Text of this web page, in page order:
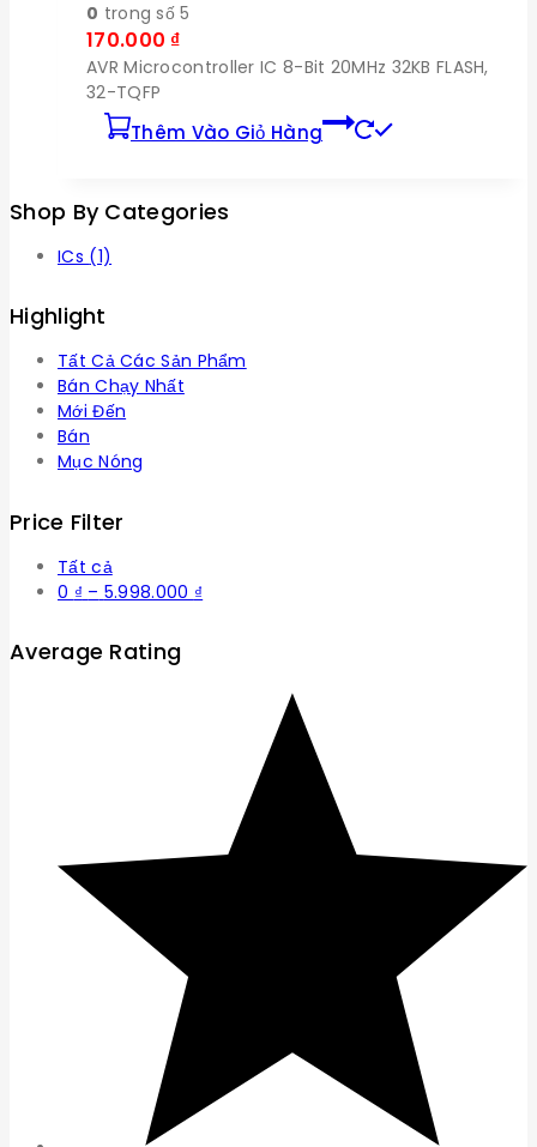
0 trong số 5
170.000 ₫
AVR Microcontroller IC 8-Bit 20MHz 32KB FLASH,
32-TQFP
Thêm Vào Giỏ Hàng
Shop By Categories
ICs (1)
Highlight
Tất Cả Các Sản Phẩm
Bán Chạy Nhất
Mới Đến
Bán
Mục Nóng
Price Filter
Tất cả
0 ₫ – 5.998.000 ₫
5.998.000 ₫
Average Rating